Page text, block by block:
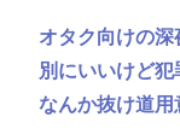
オタク向けの
別にいいけど
なんか抜け道用